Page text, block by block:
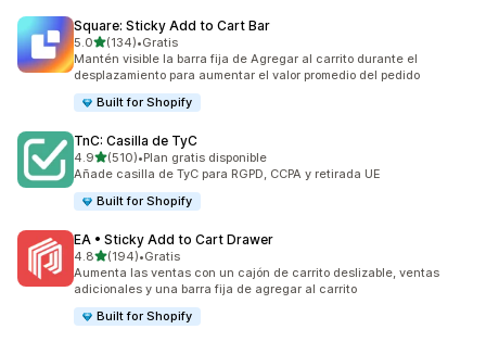
Square: Sticky Add to Cart Bar
5.0de 5 estrellas
(134)
134 reseñas en total
•Gratis
Mantén visible la barra fija de Agregar al carrito durante el
desplazamiento para aumentar el valor promedio del pedido
Built for Shopify
TnC: Casilla de TyC
4.9de 5 estrellas
(510)
510 reseñas en total
•Plan gratis disponible
Añade casilla de TyC para RGPD, CCPA y retirada UE
Built for Shopify
EA • Sticky Add to Cart Drawer
4.8de 5 estrellas
(194)
194 reseñas en total
•Gratis
Aumenta las ventas con un cajón de carrito deslizable, ventas
adicionales y una barra fija de agregar al carrito
Built for Shopify